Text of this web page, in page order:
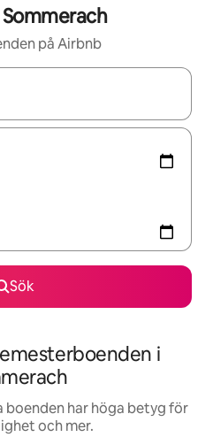
på Airbnb
kan du navigera med upp- och
Sök
i
boenden har höga betyg för
och mer.